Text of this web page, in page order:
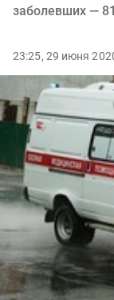
заболевших —
23:25, 29 июня